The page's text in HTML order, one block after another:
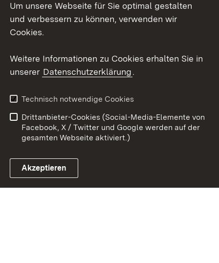
X / Twitter
Youtube
Link zum Landesportal
Kontakt
Datenschutz
Barrierefreiheit
Impressum Cookies
Um unsere Webseite für Sie optimal gestalten
und verbessern zu können, verwenden wir
Cookies.
Weitere Informationen zu Cookies erhalten Sie in
unserer Datenschutzerklärung.
Technisch notwendige Cookies
Drittanbieter-Cookies (Social-Media-Elemente von
Facebook, X / Twitter und Google werden auf der
gesamten Webseite aktiviert.)
Akzeptieren